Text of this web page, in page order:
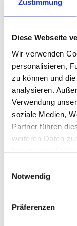
Zustimmung
Diese Webseite
Wir verwenden
personalisieren,
zu können und
analysieren.
Verwendung
soziale Medien,
Partner führen
weiteren Daten
haben oder die
Notwendig
Präferenzen
Modelljahr 2026
Farbe:
pro Stück (inkl.
Grossartikel)
5.899,00 EUR
R2000
Modelljahr 2026